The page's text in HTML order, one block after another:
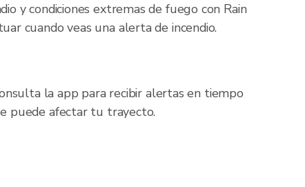
y condiciones extremas de fuego con Rain
cuando veas una alerta de incendio.
la app para recibir alertas en tiempo
puede afectar tu trayecto.